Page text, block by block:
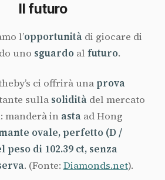
Il futuro
l’opportunità di giocare di
uno sguardo al futuro.
ci offrirà una prova
sulla solidità del mercato
: manderà in asta ad Hong
ovale, perfetto (D /
peso di 102.39 ct, senza
. (Fonte: Diamonds.net).